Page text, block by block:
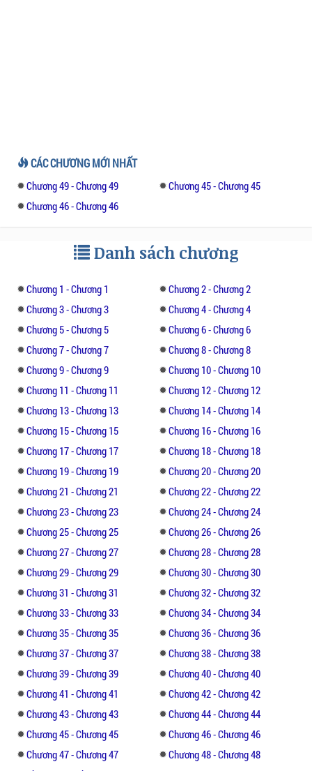
CÁC CHƯƠNG MỚI NHẤT
Chương 49 - Chương 49
Chương 45 - Chương 45
Chương 46 - Chương 46
Danh sách chương
Chương 1 - Chương 1
Chương 2 - Chương 2
Chương 3 - Chương 3
Chương 4 - Chương 4
Chương 5 - Chương 5
Chương 6 - Chương 6
Chương 7 - Chương 7
Chương 8 - Chương 8
Chương 9 - Chương 9
Chương 10 - Chương 10
Chương 11 - Chương 11
Chương 12 - Chương 12
Chương 13 - Chương 13
Chương 14 - Chương 14
Chương 15 - Chương 15
Chương 16 - Chương 16
Chương 17 - Chương 17
Chương 18 - Chương 18
Chương 19 - Chương 19
Chương 20 - Chương 20
Chương 21 - Chương 21
Chương 22 - Chương 22
Chương 23 - Chương 23
Chương 24 - Chương 24
Chương 25 - Chương 25
Chương 26 - Chương 26
Chương 27 - Chương 27
Chương 28 - Chương 28
Chương 29 - Chương 29
Chương 30 - Chương 30
Chương 31 - Chương 31
Chương 32 - Chương 32
Chương 33 - Chương 33
Chương 34 - Chương 34
Chương 35 - Chương 35
Chương 36 - Chương 36
Chương 37 - Chương 37
Chương 38 - Chương 38
Chương 39 - Chương 39
Chương 40 - Chương 40
Chương 41 - Chương 41
Chương 42 - Chương 42
Chương 43 - Chương 43
Chương 44 - Chương 44
Chương 45 - Chương 45
Chương 46 - Chương 46
Chương 47 - Chương 47
Chương 48 - Chương 48